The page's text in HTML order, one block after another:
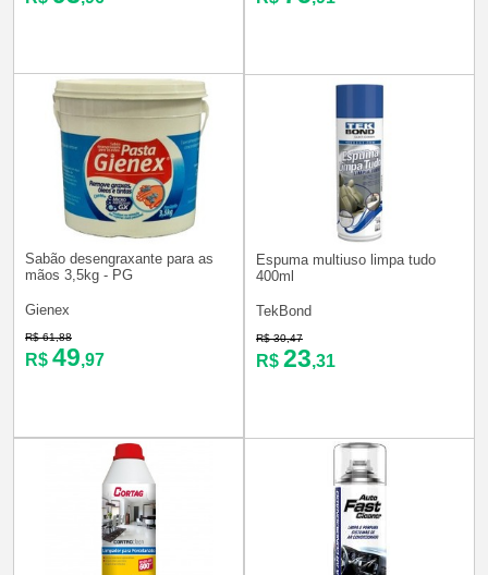
Sabão desengraxante para as
mãos 3,5kg - PG
Gienex
R$ 61,88
R$ 49,97
Espuma multiuso limpa tudo
400ml
TekBond
R$ 30,47
R$ 23,31